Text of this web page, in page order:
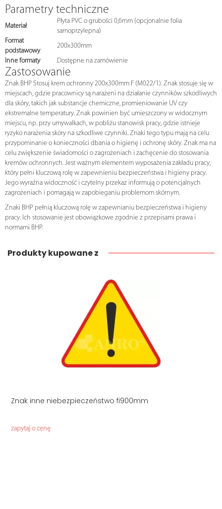
Parametry techniczne
Materiał
Płyta PVC o grubości 0,6mm (opcjonalnie folia
samoprzylepna)
Format
podstawowy
200x300mm
Inne formaty
Dostępne na zamówienie
Zastosowanie
Znak BHP Stosuj krem ochronny 200x300mm F (M022/1). Znak stosuje się w
miejscach, gdzie pracownicy są narażeni na działanie czynników szkodliwych
dla skóry, takich jak substancje chemiczne, promieniowanie UV czy
ekstremalne temperatury. Znak powinien być umieszczony w widocznym
miejscu, np. przy umywalkach, w pobliżu stanowisk pracy, gdzie istnieje
ryzyko narażenia skóry na szkodliwe czynniki. Znaki tego typu mają na celu
przypominanie o konieczności dbania o higienę i ochronę skóry. Znak ma na
celu zwiększenie świadomości o zagrożeniach i zachęcenie do stosowania
kremów ochronnych. Jest ważnym elementem wyposażenia zakładu pracy,
który pełni kluczową rolę w zapewnieniu bezpieczeństwa i higieny pracy.
Jego wyraźna widoczność i czytelny przekaz informują o potencjalnych
zagrożeniach i pomagają w zapobieganiu problemom skórnym.
Znaki BHP pełnią kluczową rolę w zapewnianiu bezpieczeństwa i higieny
pracy. Ich stosowanie jest obowiązkowe zgodnie z przepisami prawa i
normami BHP.
Produkty kupowane z
Znak inne niebezpieczeństwo fi900mm
zapytaj o cenę